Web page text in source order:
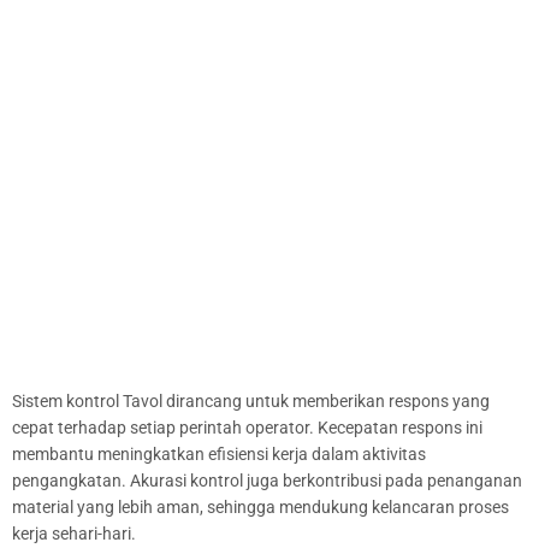
Sistem kontrol Tavol dirancang untuk memberikan respons yang
cepat terhadap setiap perintah operator. Kecepatan respons ini
membantu meningkatkan efisiensi kerja dalam aktivitas
pengangkatan. Akurasi kontrol juga berkontribusi pada penanganan
material yang lebih aman, sehingga mendukung kelancaran proses
kerja sehari-hari.